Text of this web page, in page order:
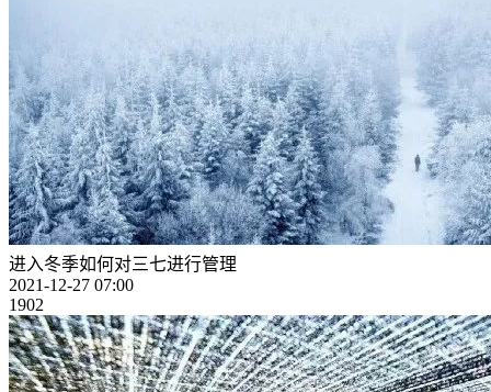
进入冬季如何对三七进行管理
2021-12-27 07:00
1902